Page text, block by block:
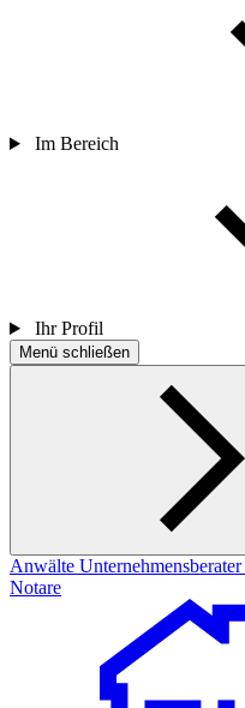
Im Bereich
Ihr Profil
Menü schließen
Anwälte Unternehmensberater
Notare